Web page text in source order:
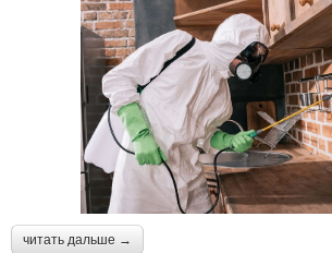
читать дальше →